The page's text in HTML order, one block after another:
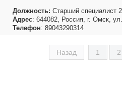
Должность: Старший специалист
Адрес: 644082, Россия, г. Омск,
Телефон: 89043290314
Назад 1 2